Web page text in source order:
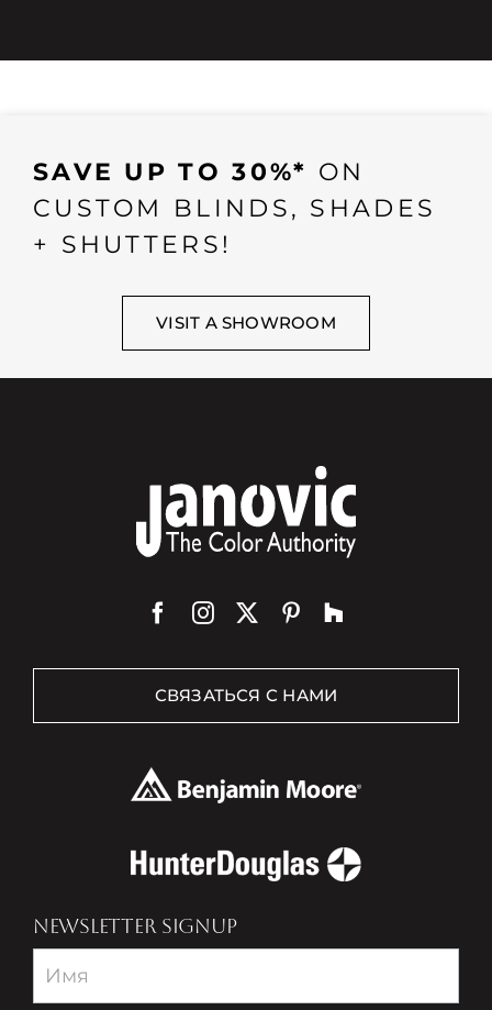
SAVE UP TO 30%* ON
CUSTOM BLINDS, SHADES
+ SHUTTERS!
VISIT A SHOWROOM
СВЯЗАТЬСЯ С НАМИ
NEWSLETTER SIGNUP
Newsletter